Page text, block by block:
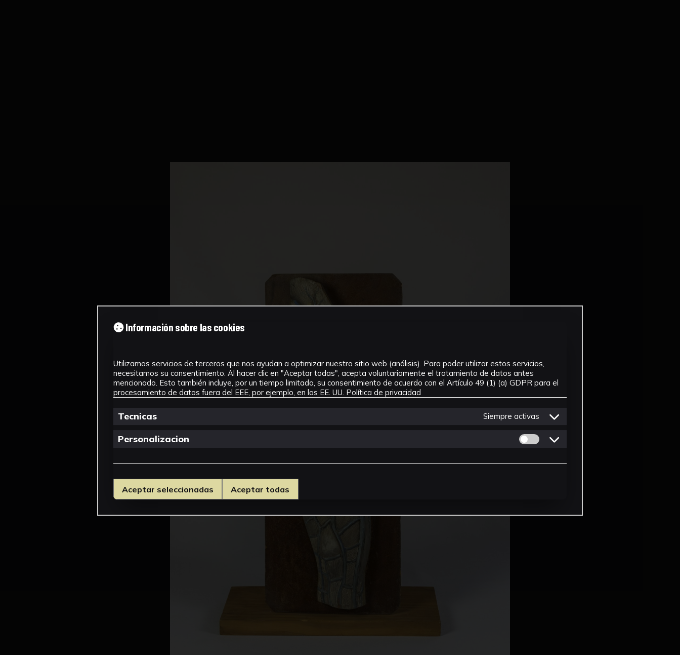
Información sobre las cookies
Utilizamos servicios de terceros que nos ayudan a optimizar nuestro sitio web (análisis). Para poder utilizar estos servicios,
necesitamos su consentimiento. Al hacer clic en "Aceptar todas", acepta voluntariamente el tratamiento de datos antes
mencionado. Esto también incluye, por un tiempo limitado, su consentimiento de acuerdo con el Artículo 49 (1) (a) GDPR para el
procesamiento de datos fuera del EEE, por ejemplo, en los EE. UU. Política de privacidad
Tecnicas Siempre activas
Personalizacion Permitir cookies de Personalizacion
Aceptar seleccionadas Aceptar todas